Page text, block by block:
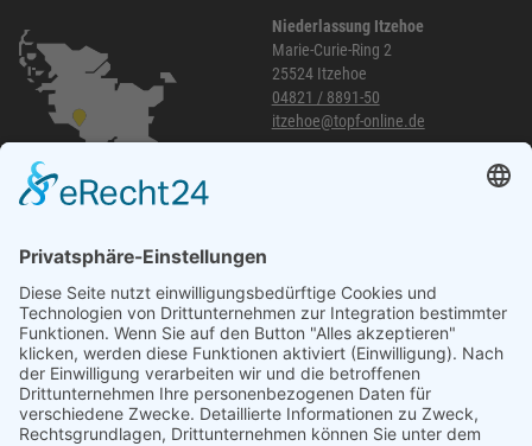
Niederlassung Itzehoe
Marie-Curie-Ring 2
25524 Itzehoe
04821 / 8891-50
itzehoe@topf-online.de
040 / 21 04 04 04-04
glinde@topf-online.de
Öffnungszeiten und mehr